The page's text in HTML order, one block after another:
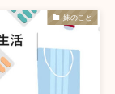
妹のこと